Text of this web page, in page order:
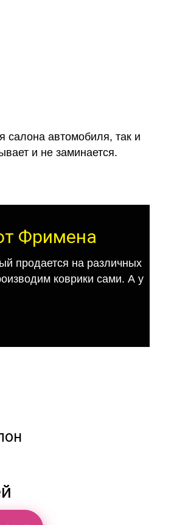
салона автомобиля, так и
и не заминается.
Фримена
продается на различных
коврики сами. А у